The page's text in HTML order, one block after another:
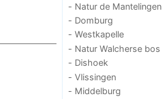
- Natur de Mantelingen
- Domburg
- Westkapelle
- Natur Walcherse bos
- Dishoek
- Vlissingen
- Middelburg